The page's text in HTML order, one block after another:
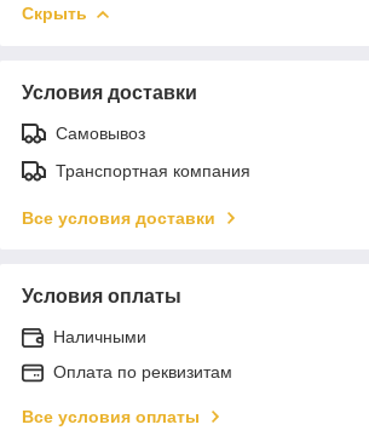
Скрыть
Условия доставки
Самовывоз
Транспортная компания
Все условия доставки
Условия оплаты
Наличными
Оплата по реквизитам
Все условия оплаты